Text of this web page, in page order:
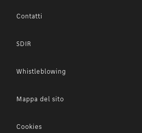
Contatti
SDIR
Whistleblowing
Mappa del sito
Cookies